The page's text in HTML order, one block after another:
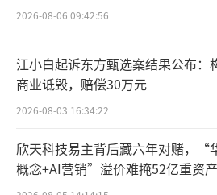
111医药馆一位工作人
的“早课”已成为门店标
仪（如如何快速识别老年
配（如感冒用药的“君臣
新品培训，甚至次日促销
“之前员工卖药全靠‘
2026-08-06 09:42:56
江小白起诉东方甄选案结果公布：
商业诋毁，赔偿30万元
2026-08-03 16:34:22
欣天科技易主背后藏六年对赌，“
概念+AI营销”溢价难掩52亿重资
验